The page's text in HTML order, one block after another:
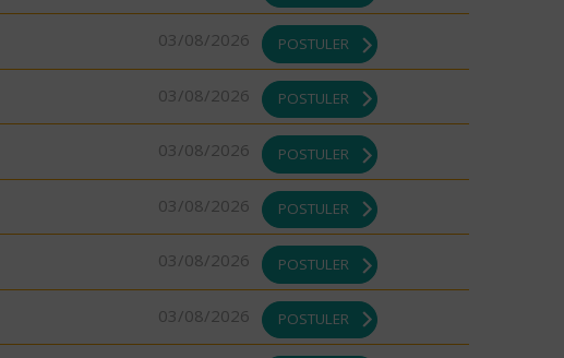
03/08/2026 POSTULER
03/08/2026 POSTULER
03/08/2026 POSTULER
03/08/2026 POSTULER
03/08/2026 POSTULER
03/08/2026 POSTULER